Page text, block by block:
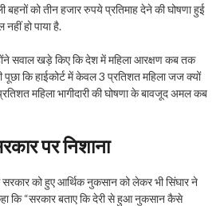
बहनों को तीन हजार रुपये प्रतिमाह देने की घोषणा हुई
हो पाया है.
सवाल खड़े किए कि देश में महिला आरक्षण कब तक
पूछा कि हाईकोर्ट में केवल 3 प्रतिशत महिला जज क्यों
महिला भागीदारी की घोषणा के बावजूद अमल कब
पर निशाना
को हुए आर्थिक नुकसान को लेकर भी सिंघार ने
कि “सरकार बताए कि देरी से हुआ नुकसान कैसे